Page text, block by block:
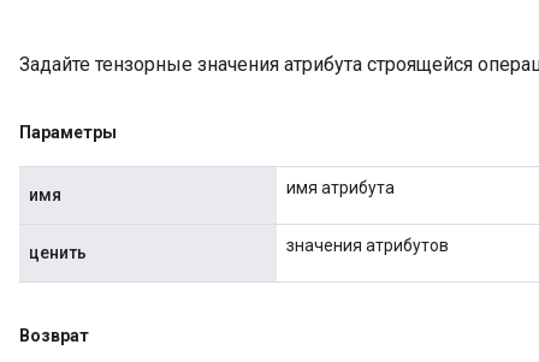
Задайте тензорные значения атрибута строящейся
Параметры
имя имя атрибута
ценить значения атрибутов
Возврат